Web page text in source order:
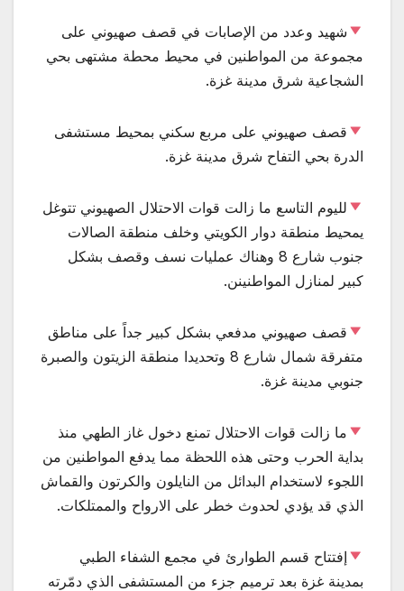
شهيد وعدد من الإصابات في قصف صهيوني على
مجموعة من المواطنين في محيط محطة مشتهى بحي
الشجاعية شرق مدينة غزة.
قصف صهيوني على مربع سكني بمحيط مستشفى
الدرة بحي التفاح شرق مدينة غزة.
لليوم التاسع ما زالت قوات الاحتلال الصهيوني تتوغل
يمحيط منطقة دوار الكويتي وخلف منطقة الصالات
جنوب شارع 8 وهناك عمليات نسف وقصف بشكل
كبير لمنازل المواطنينن.
قصف صهيوني مدفعي بشكل كبير جداً على مناطق
متفرقة شمال شارع 8 وتحديدا منطقة الزيتون والصبرة
جنوبي مدينة غزة.
ما زالت قوات الاحتلال تمنع دخول غاز الطهي منذ
بداية الحرب وحتى هذه اللحظة مما يدفع المواطنين من
اللجوء لاستخدام البدائل من النايلون والكرتون والقماش
الذي قد يؤدي لحدوث خطر على الارواح والممتلكات.
إفتتاح قسم الطوارئ في مجمع الشفاء الطبي
بمدينة غزة بعد ترميم جزء من المستشفى الذي دمّرته